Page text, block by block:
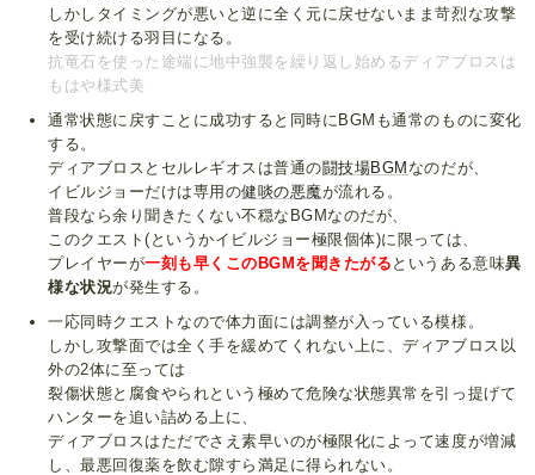
しかしタイミングが悪いと逆に全く元に戻せないまま苛烈な攻撃
を受け続ける羽目になる。
抗竜石を使った途端に地中強襲を繰り返し始めるディアブロスは
もはや様式美
通常状態に戻すことに成功すると同時にBGMも通常のものに変化
する。
ディアブロスとセルレギオスは普通の闘技場BGM なのだが、
イビルジョーだけは専用の健啖の悪魔が流れる。
普段なら余り聞きたくない不穏なBGMなのだが、
このクエスト(というかイビルジョー極限個体)に限っては、
プレイヤーが一刻も早くこのBGMを聞きたがる というある意味異
様な状況が発生する。
一応同時クエストなので体力面には調整が入っている模様。
しかし攻撃面では全く手を緩めてくれない上に、ディアブロス以
外の2体に至っては
裂傷状態と腐食やられという極めて危険な状態異常を引っ提げて
ハンターを追い詰める上に、
ディアブロスはただでさえ素早いのが極限化によって速度が増減
し、最悪回復薬を飲む隙すら満足に得られない。